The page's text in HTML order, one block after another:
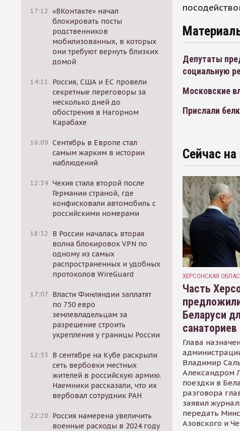
17:12 «ВКонтакте» начал
блокировать посты
родственников
мобилизованных, в которых
они требуют вернуть близких
домой
14:11
Россия, США и ЕС провели
секретные переговоры за
несколько дней до
обострения в Нагорном
Карабахе
16:09 Сентябрь в Европе стал
самым жарким в истории
наблюдений
12:39 Чехия стала второй после
Германии страной, где
конфисковали автомобиль с
российскими номерами
18:32
В России началась вторая
волна блокировок VPN по
одному из самых
распространенных и удобных
протоколов WireGuard
17:07 Власти Финляндии заплатят
по 750 евро
землевладельцам за
разрешение строить
укрепления у границы России
12:53
В сентябре на Кубе раскрыли
сеть вербовки местных
жителей в российскую армию.
Наемники рассказали, что их
вербовал сотрудник РАН
22:20 Россия намерена увеличить
военные расходы в 2024 году
Депутаты
социальную
Московские
Прислали
Сейчас на
ХЕРСОНСКАЯ
Часть
Беларуси
санаториев
Глава
Владимир
Александром
поездки в
разговора
заявил
передать
Азовского и